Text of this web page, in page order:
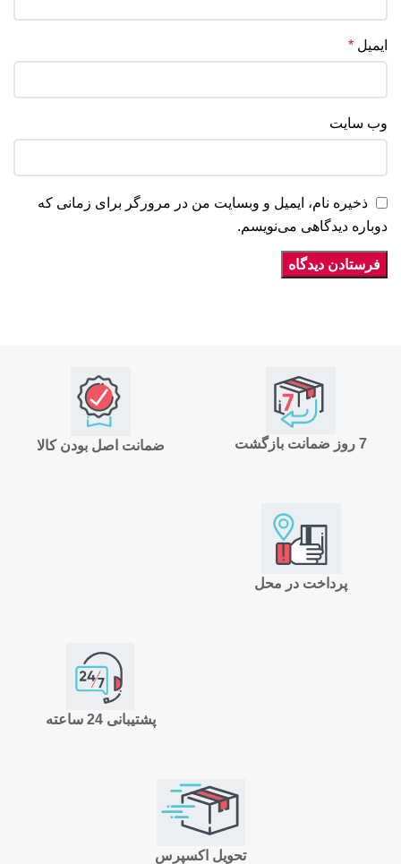
ایمیل *
وب‌ سایت
ذخیره نام، ایمیل و وبسایت من در مرورگر برای زمانی که
دوباره دیدگاهی می‌نویسم.
ضمانت اصل بودن کالا 7 روز ضمانت بازگشت
پرداخت در محل
پشتیبانی 24 ساعته
تحویل اکسپرس